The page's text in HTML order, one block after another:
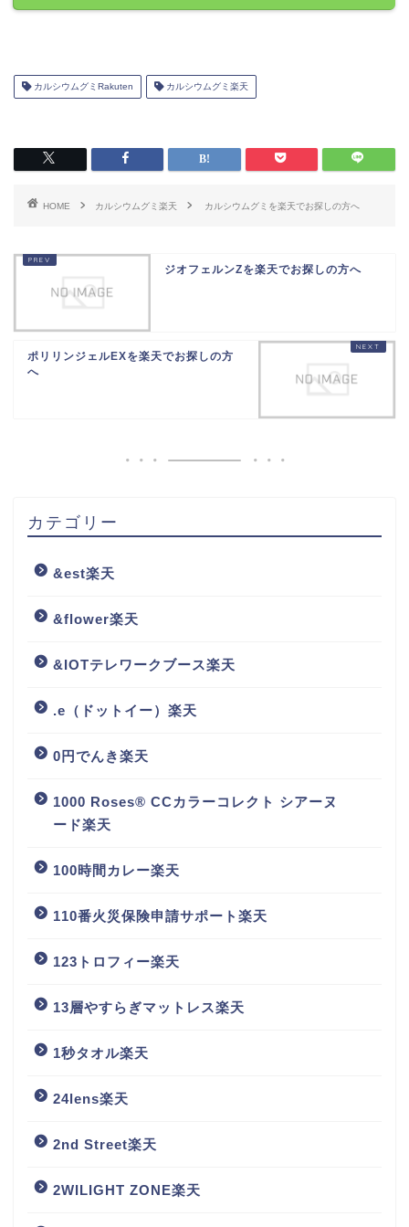
カルシウムグミRakuten カルシウムグミ楽天
HOME カルシウムグミ楽天 カルシウムグミを楽天でお探しの方へ
ジオフェルンZを楽天でお探しの方へ
ポリリンジェルEXを楽天でお探しの方
へ
カテゴリー
&est楽天
&flower楽天
&IOTテレワークブース楽天
.e（ドットイー）楽天
0円でんき楽天
1000 Roses® CCカラーコレクト シアーヌ
ード楽天
100時間カレー楽天
110番火災保険申請サポート楽天
123トロフィー楽天
13層やすらぎマットレス楽天
1秒タオル楽天
24lens楽天
2nd Street楽天
2WILIGHT ZONE楽天